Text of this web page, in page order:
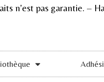
n’est pas garantie. –